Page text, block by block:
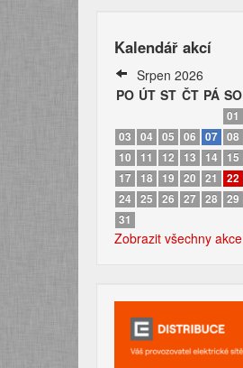
Kalendář akcí
Srpen 2026
PO ÚT ST ČT PÁ SO
01
03
04 05 06 07 08
10
11 12 13 14 15
17 18 19 20 21 22
24
25 26 27 28 29
31
Zobrazit všechny akce